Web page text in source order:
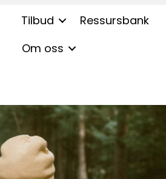
Tilbud Ressursbank
Om oss